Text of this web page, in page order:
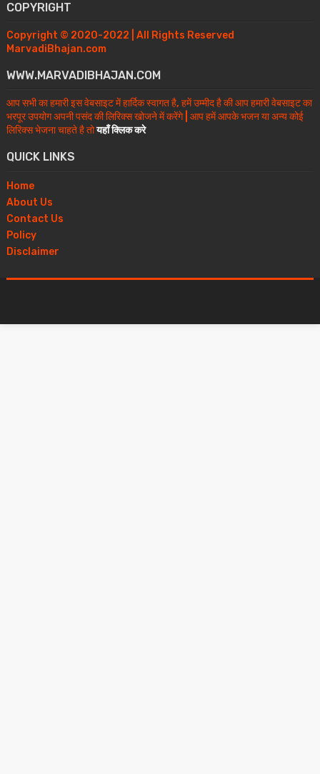
COPYRIGHT
Copyright © 2020-2022 | All Rights Reserved
MarvadiBhajan.com
WWW.MARVADIBHAJAN.COM
आप सभी का हमारी इस वेबसाइट में हार्दिक स्वागत है, हमें उम्मीद है की आप हमारी वेबसाइट का
भरपूर उपयोग अपनी पसंद की लिरिक्स खोजने में करेंगे | आप हमें आपके भजन या अन्य कोई
लिरिक्स भेजना चाहते है तोयहाँ क्लिक करे
QUICK LINKS
Home
About Us
Contact Us
Policy
Disclaimer